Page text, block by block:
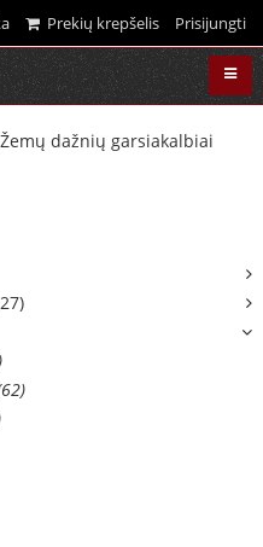
Prekių krepšelis Prisijungti
Žemų dažnių garsiakalbiai